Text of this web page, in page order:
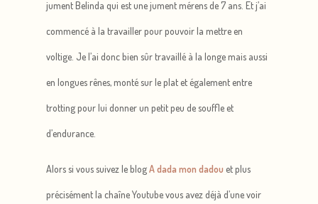
jument Belinda qui est une jument mérens de 7 ans. Et j’ai
commencé à la travailler pour pouvoir la mettre en
voltige. Je l’ai donc bien sûr travaillé à la longe mais aussi
en longues rênes, monté sur le plat et également entre
trotting pour lui donner un petit peu de souffle et
d’endurance.
Alors si vous suivez le blogA dada mon dadou et plus
précisément la chaîne Youtube vous avez déjà d’une voir